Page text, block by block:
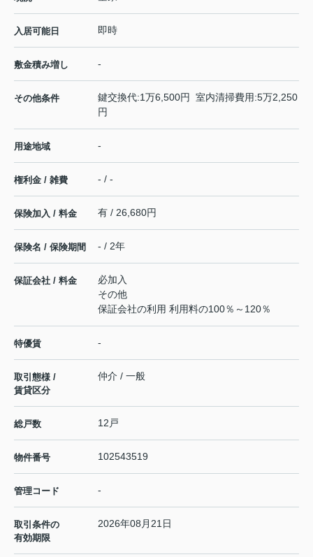
入居可能日 即時
敷金積み増し -
その他条件
鍵交換代:1万6,500円 室内清掃費用:5万2,250
円
用途地域 -
権利金 / 雑費 - / -
保険加入 / 料金 有 / 26,680円
保険名 / 保険期間 - / 2年
保証会社 / 料金
必加入
その他
保証会社の利用 利用料の100％～120％
特優賃 -
取引態様 /
賃貸区分
仲介 / 一般
総戸数 12戸
物件番号 102543519
管理コード -
取引条件の
有効期限
2026年08月21日